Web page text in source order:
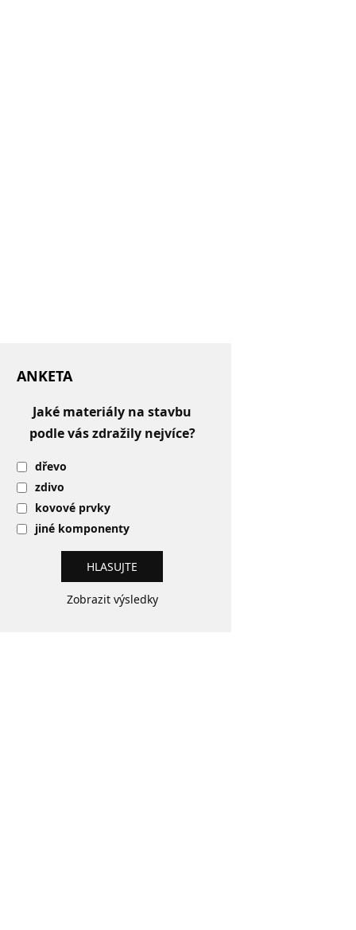
ANKETA
Jaké materiály na stavbu
podle vás zdražily nejvíce?
dřevo
zdivo
kovové prvky
jiné komponenty
Zobrazit výsledky